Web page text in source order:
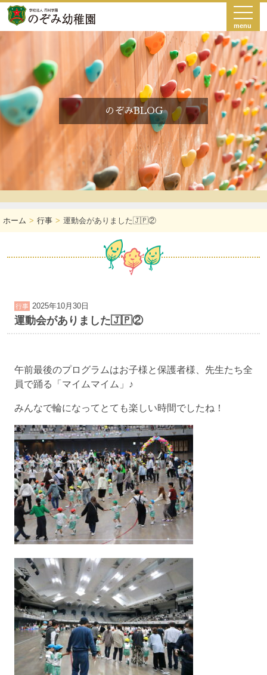
menu
のぞみBLOG
ホーム 行事 運動会がありました🇯🇵②
行事 2025年10月30日
運動会がありました🇯🇵②
午前最後のプログラムはお子様と保護者様、先生たち全
員で踊る「マイムマイム」♪
みんなで輪になってとても楽しい時間でしたね！